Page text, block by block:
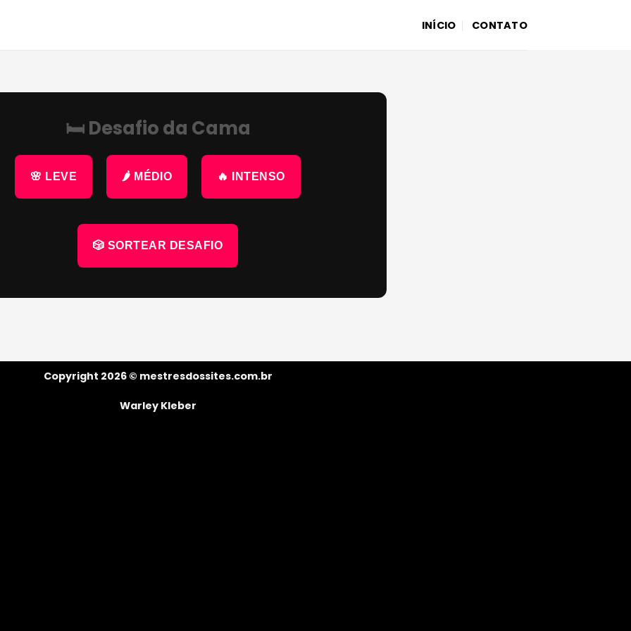
INÍCIO CONTATO
🛏 Desafio da Cama
🌸 LEVE 🌶 MÉDIO 🔥 INTENSO
🎲 SORTEAR DESAFIO
Copyright 2026 © mestresdossites.com.br
Warley Kleber